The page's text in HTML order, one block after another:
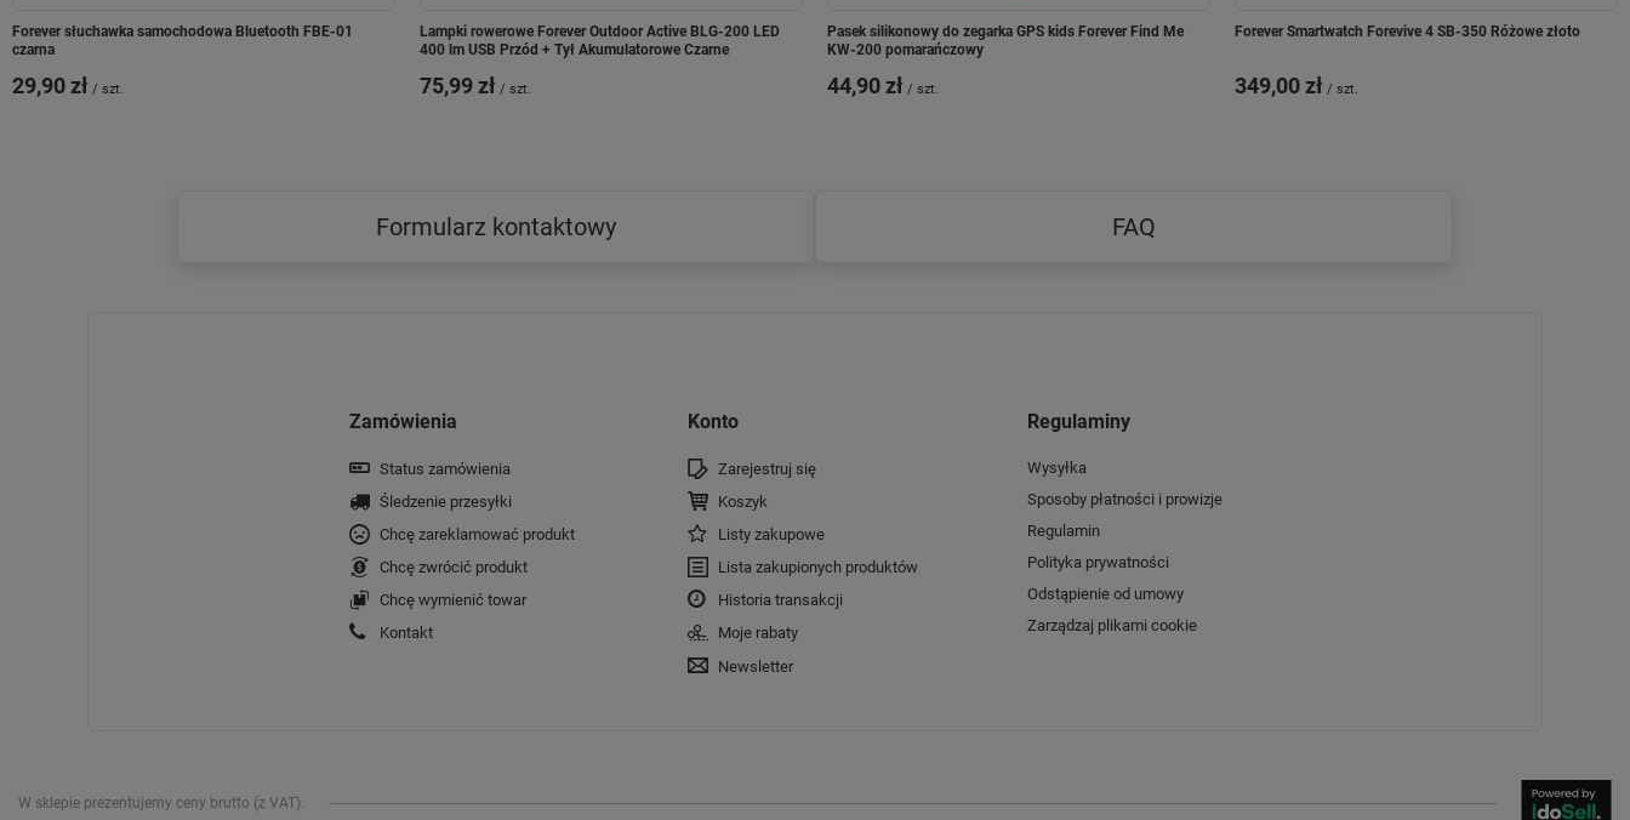
Forever słuchawka samochodowa Bluetooth FBE-01
czarna
29,90 zł / szt.
Lampki rowerowe Forever Outdoor Active BLG-200 LED
400 lm USB Przód + Tył Akumulatorowe Czarne
75,99 zł / szt.
Pasek silikonowy do zegarka GPS kids Forever Find Me
KW-200 pomarańczowy
44,90 zł / szt.
Forever Smartwatch Forevive 4 SB-350 Różowe złoto
349,00 zł / szt.
Formularz kontaktowy FAQ
Zamówienia
Status zamówienia
Śledzenie przesyłki
Chcę zareklamować produkt
Chcę zwrócić produkt
Chcę wymienić towar
Kontakt
Konto
Zarejestruj się
Koszyk
Listy zakupowe
Lista zakupionych produktów
Historia transakcji
Moje rabaty
Newsletter
Regulaminy
Wysyłka
Sposoby płatności i prowizje
Regulamin
Polityka prywatności
Odstąpienie od umowy
Zarządzaj plikami cookie
W sklepie prezentujemy ceny brutto (z VAT).